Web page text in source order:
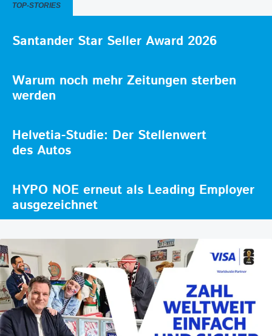
TOP-STORIES
Santander Star Seller Award 2026
Warum noch mehr Zeitungen sterben
werden
Helvetia-Studie: Der Stellenwert
des Autos
HYPO NOE erneut als Leading Employer
ausgezeichnet